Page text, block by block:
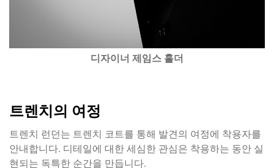
디자이너 제임스 홀더
트렌치의 여정
트렌치 런던는 트렌치 코트를 통해 발견의 여정에 착용자를
안내합니다. 디테일에 대한 세심한 관심은 착용하는 동안 실
현되는 독특한 순간을 만듭니다.